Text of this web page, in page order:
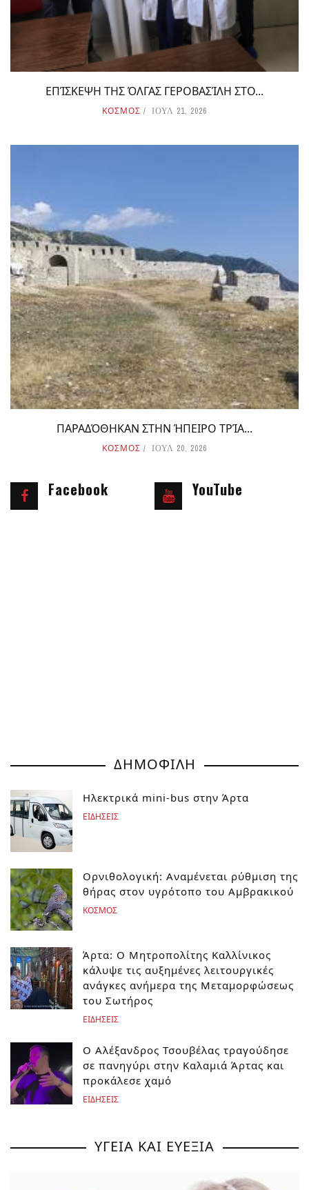
ΕΠΊΣΚΕΨΗ ΤΗΣ ΌΛΓΑΣ ΓΕΡΟΒΑΣΊΛΗ ΣΤΟ...
ΚΟΣΜΟΣ ΙΟΥΛ 21, 2026
ΠΑΡΑΔΌΘΗΚΑΝ ΣΤΗΝ ΉΠΕΙΡΟ ΤΡΊΑ...
ΚΟΣΜΟΣ ΙΟΥΛ 20, 2026
Facebook YouTube
ΔΗΜΟΦΙΛΗ
Ηλεκτρικά mini-bus στην Άρτα
ΕΙΔΗΣΕΙΣ
Ορνιθολογική: Αναμένεται ρύθμιση της
θήρας στον υγρότοπο του Αμβρακικού
ΚΟΣΜΟΣ
Άρτα: Ο Μητροπολίτης Καλλίνικος
κάλυψε τις αυξημένες λειτουργικές
ανάγκες ανήμερα της Μεταμορφώσεως
του Σωτήρος
ΕΙΔΗΣΕΙΣ
Ο Αλέξανδρος Τσουβέλας τραγούδησε
σε πανηγύρι στην Καλαμιά Άρτας και
προκάλεσε χαμό
ΕΙΔΗΣΕΙΣ
ΥΓΕΙΑ ΚΑΙ ΕΥΕΞΙΑ